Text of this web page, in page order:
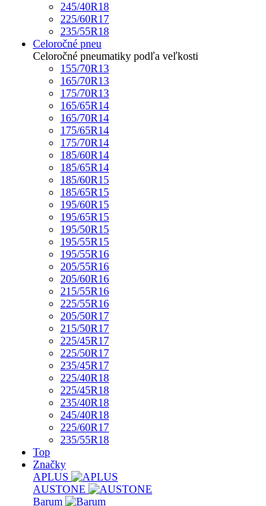
245/40R18
225/60R17
235/55R18
Celoročné pneu
Celoročné pneumatiky podľa veľkosti
155/70R13
165/70R13
175/70R13
165/65R14
165/70R14
175/65R14
175/70R14
185/60R14
185/65R14
185/60R15
185/65R15
195/60R15
195/65R15
195/50R15
195/55R15
195/55R16
205/55R16
205/60R16
215/55R16
225/55R16
205/50R17
215/50R17
225/45R17
225/50R17
235/45R17
225/40R18
225/45R18
235/40R18
245/40R18
225/60R17
235/55R18
Top
Značky
APLUS
AUSTONE
Barum